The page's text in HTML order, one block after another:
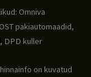
Omniva
pakiautomaadid,
DPD kuller
on kuvatud